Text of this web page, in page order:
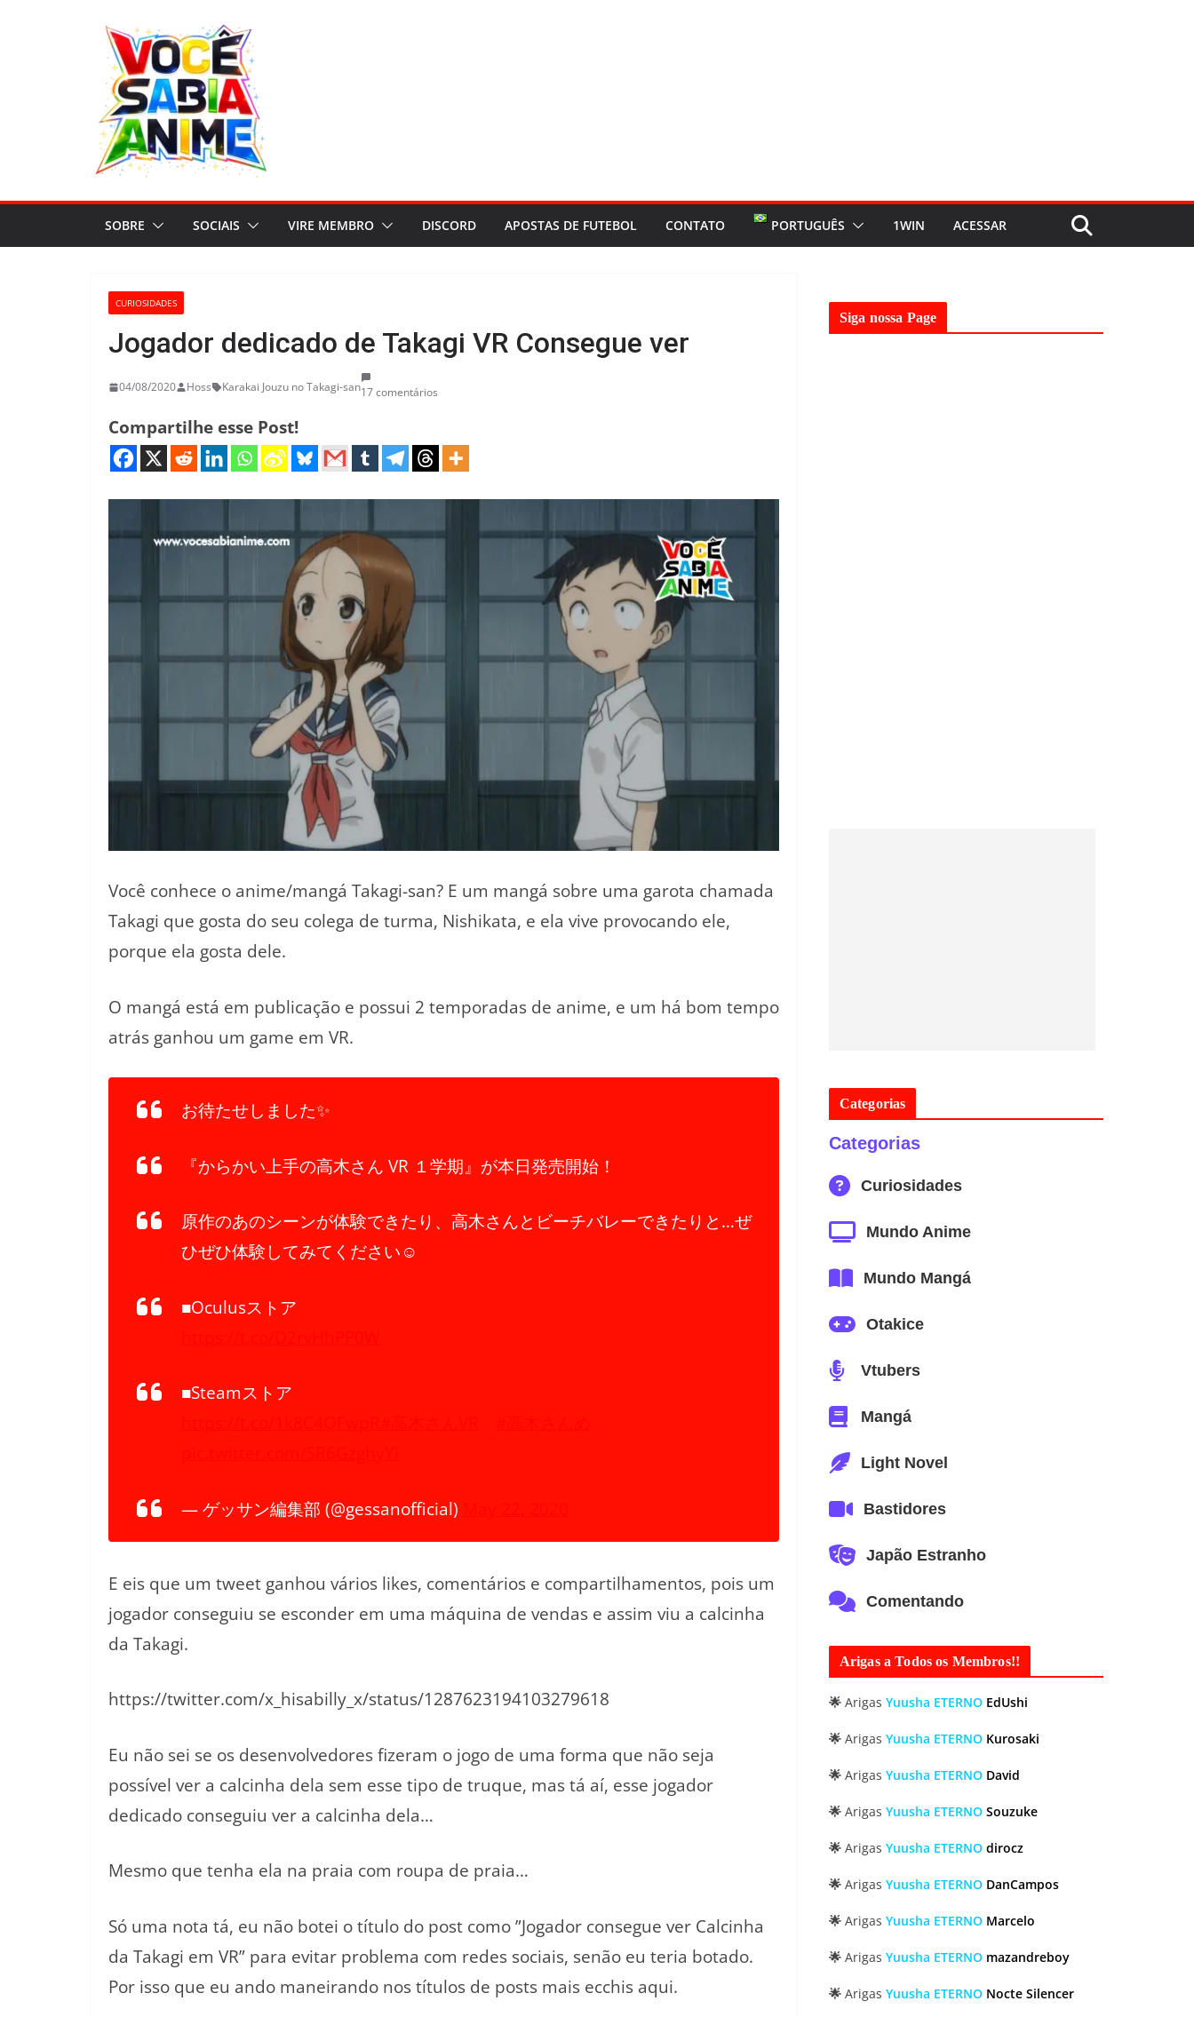
SOBRE SOCIAIS VIRE MEMBRO DISCORD APOSTAS DE FUTEBOL CONTATO PORTUGUÊS 1WIN ACESSAR
CURIOSIDADES
Jogador dedicado de Takagi VR Consegue ver
04/08/2020 Hoss Karakai Jouzu no Takagi-san17 comentários
Compartilhe esse Post!
Você conhece o anime/mangá Takagi-san? E um mangá sobre uma garota chamada
Takagi que gosta do seu colega de turma, Nishikata, e ela vive provocando ele,
porque ela gosta dele.
O mangá está em publicação e possui 2 temporadas de anime, e um há bom tempo
atrás ganhou um game em VR.
お待たせしました✨
『からかい上手の高木さん VR １学期』が本日発売開始！
原作のあのシーンが体験できたり、高木さんとビーチバレーできたりと…ぜ
ひぜひ体験してみてください☺️
■Oculusストア
■Steamストア
— ゲッサン編集部 (@gessanofficial)
E eis que um tweet ganhou vários likes, comentários e compartilhamentos, pois um
jogador conseguiu se esconder em uma máquina de vendas e assim viu a calcinha
da Takagi.
https://twitter.com/x_hisabilly_x/status/1287623194103279618
Eu não sei se os desenvolvedores fizeram o jogo de uma forma que não seja
possível ver a calcinha dela sem esse tipo de truque, mas tá aí, esse jogador
dedicado conseguiu ver a calcinha dela…
Mesmo que tenha ela na praia com roupa de praia…
Só uma nota tá, eu não botei o título do post como ”Jogador consegue ver Calcinha
da Takagi em VR” para evitar problema com redes sociais, senão eu teria botado.
Por isso que eu ando maneirando nos títulos de posts mais ecchis aqui.
Siga nossa Page
Categorias
Categorias
Curiosidades
Mundo Anime
Mundo Mangá
Otakice
Vtubers
Mangá
Light Novel
Bastidores
Japão Estranho
Comentando
Arigas a Todos os Membros!!
🌟 Arigas Yuusha ETERNO EdUshi
🌟 Arigas Yuusha ETERNO Kurosaki
🌟 Arigas Yuusha ETERNO David
🌟 Arigas Yuusha ETERNO Souzuke
🌟 Arigas Yuusha ETERNO dirocz
🌟 Arigas Yuusha ETERNO DanCampos
🌟 Arigas Yuusha ETERNO Marcelo
🌟 Arigas Yuusha ETERNO mazandreboy
🌟 Arigas Yuusha ETERNO Nocte Silencer